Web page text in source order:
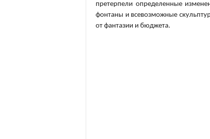
претерпели определенные
фонтаны и всевозможные
от фантазии и бюджета.